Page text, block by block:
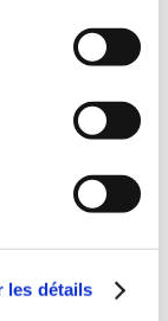
les détails
(2 avis)
Merkling
13€00